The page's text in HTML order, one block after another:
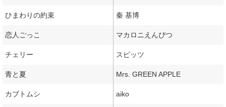
ひまわりの約束 秦 基博
恋人ごっこ マカロニえんぴつ
チェリー スピッツ
青と夏 Mrs. GREEN APPLE
カブトムシ aiko